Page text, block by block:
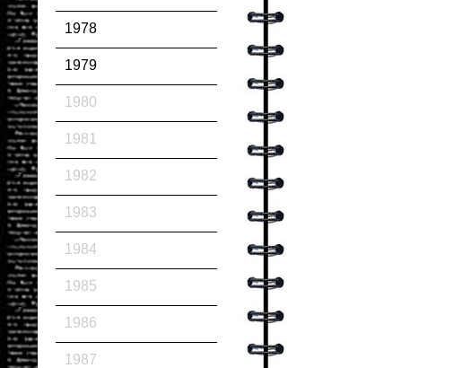
1978
1979
1980
1981
1982
1983
1984
1985
1986
1987